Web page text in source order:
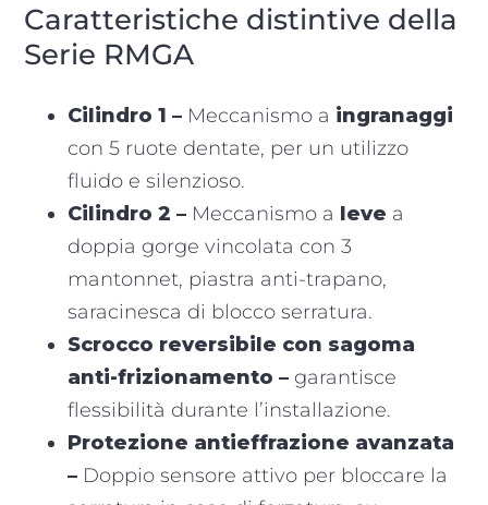
Caratteristiche distintive della
Serie RMGA
Cilindro 1 – Meccanismo a ingranaggi
con 5 ruote dentate, per un utilizzo
fluido e silenzioso.
Cilindro 2 – Meccanismo a leve a
doppia gorge vincolata con 3
mantonnet, piastra anti-trapano,
saracinesca di blocco serratura.
Scrocco reversibile con sagoma
anti-frizionamento – garantisce
flessibilità durante l’installazione.
Protezione antieffrazione avanzata
– Doppio sensore attivo per bloccare la